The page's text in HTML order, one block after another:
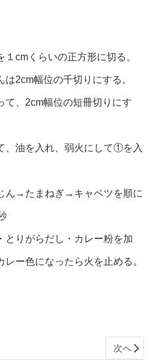
cmくらいの正方形に切る。
2cm幅位の千切りにする。
、2cm幅位の短冊切りにす
、油を入れ、弱火にして①を入
ん→たまねぎ→キャベツを順に
りがらだし・カレー粉を加
レー色になったら火を止める。
次へ